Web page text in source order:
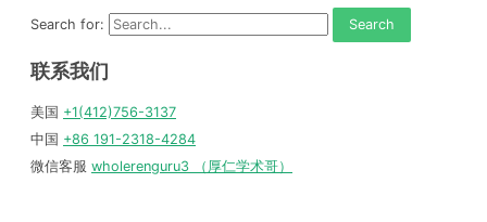
Search for:
联系我们
美国 +1(412)756-3137
中国 +86 191-2318-4284
微信客服 wholerenguru3 （厚仁学术哥）